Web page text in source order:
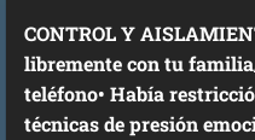
CONTROL Y
libremente con tu
teléfono• Había
técnicas de presión